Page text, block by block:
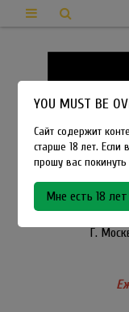
Г.
YOU MUST BE
Сайт содержит
старше 18 лет. Если
прошу вас покинуть
Мне есть 18 лет